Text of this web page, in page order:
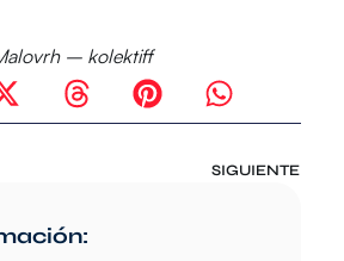
– kolektiff
SIGUIENTE